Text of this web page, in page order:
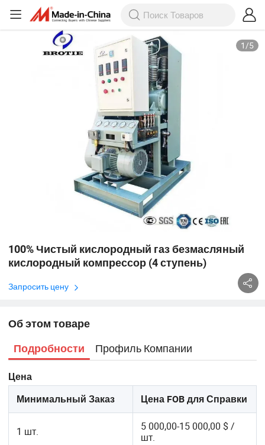
1/5
100% Чистый кислородный газ безмасляный
кислородный компрессор (4 ступень)
Запросить цену
Об этом товаре
Подробности Профиль Компании
Цена
Минимальный Заказ Цена FOB для Справки
1 шт.
5 000,00-15 000,00 $ /
шт.